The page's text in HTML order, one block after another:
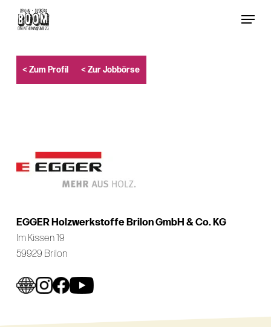
content
Menu
< Zum Profil < Zur Jobbörse
EGGER Holzwerkstoffe Brilon GmbH & Co. KG
Im Kissen 19
59929 Brilon